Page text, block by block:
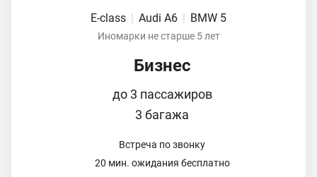
E-class | Audi A6 | BMW 5
Иномарки не старше 5 лет
Бизнес
до 3 пассажиров
3 багажа
Встреча по звонку
20 мин. ожидания бесплатно